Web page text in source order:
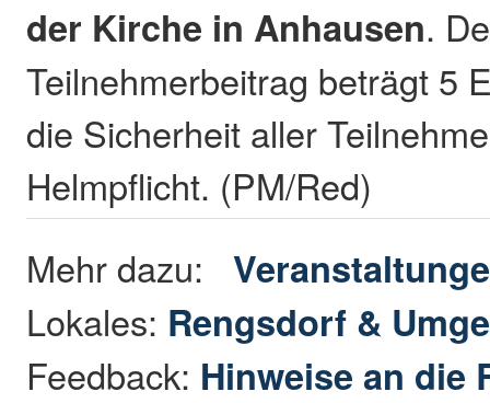
der Kirche in Anhausen.
Teilnehmerbeitrag beträgt 5
die Sicherheit aller
Helmpflicht. (PM/Red)
Mehr dazu:
Lokales: Rengsdorf &
Feedback: Hinweise an die